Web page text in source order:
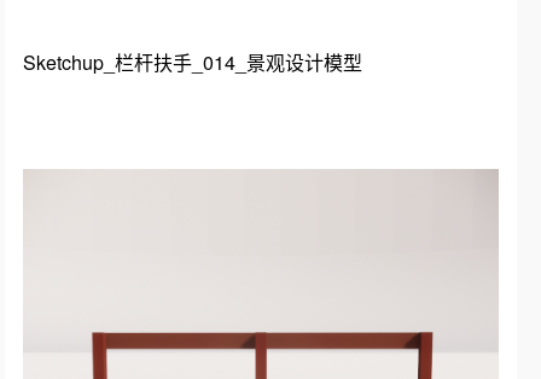
Sketchup_栏杆扶手_014_景观设计模型